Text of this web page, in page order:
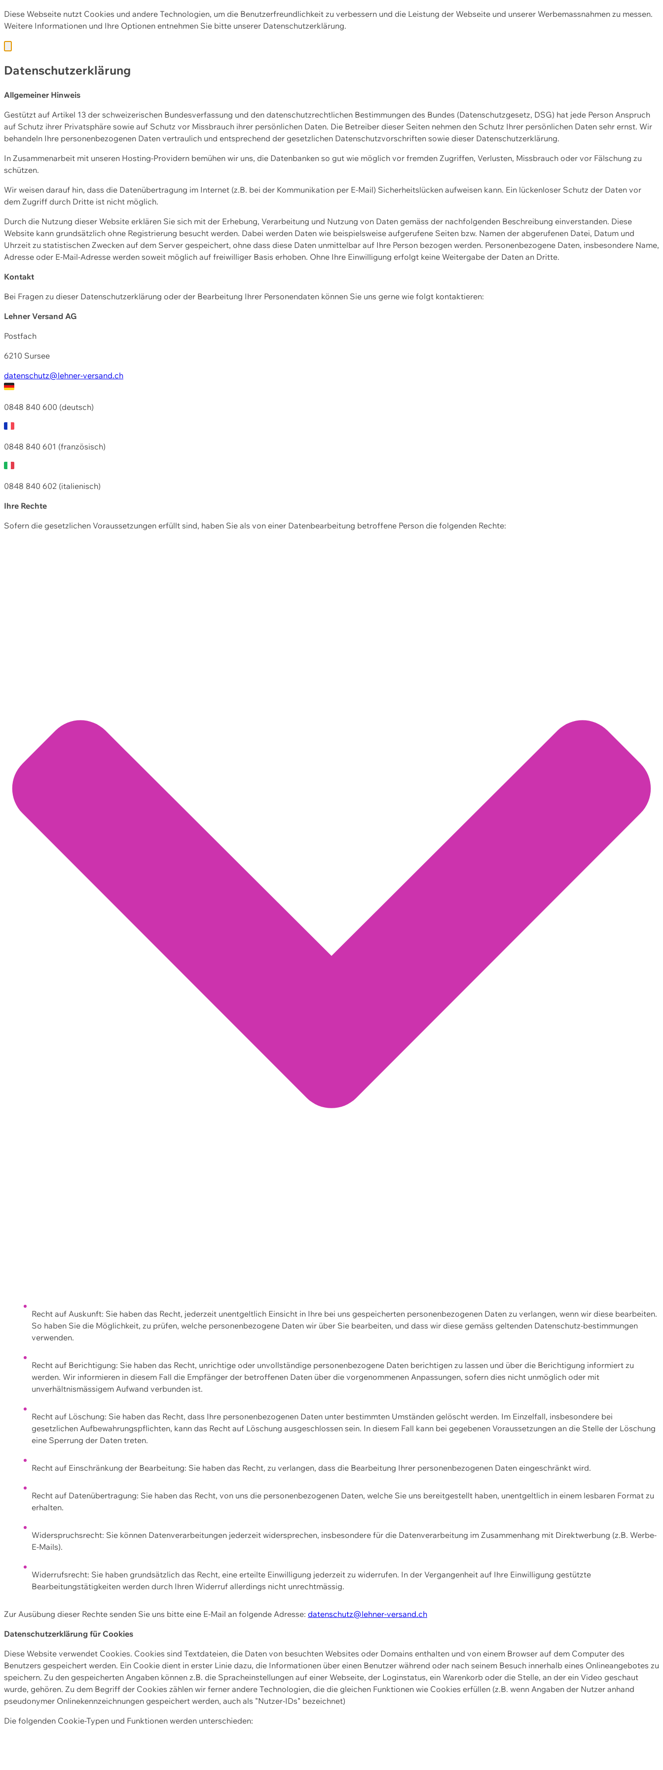
Diese Webseite nutzt Cookies und andere Technologien, um die Benutzerfreundlichkeit zu verbessern und die Leistung der Webseite und unserer Werbemassnahmen zu messen.
Weitere Informationen und Ihre Optionen entnehmen Sie bitte unserer Datenschutzerklärung.
Datenschutzerklärung
Allgemeiner Hinweis
Gestützt auf Artikel 13 der schweizerischen Bundesverfassung und den datenschutzrechtlichen Bestimmungen des Bundes (Datenschutzgesetz, DSG) hat jede Person Anspruch
auf Schutz ihrer Privatsphäre sowie auf Schutz vor Missbrauch ihrer persönlichen Daten. Die Betreiber dieser Seiten nehmen den Schutz Ihrer persönlichen Daten sehr ernst. Wir
behandeln Ihre personenbezogenen Daten vertraulich und entsprechend der gesetzlichen Datenschutzvorschriften sowie dieser Datenschutzerklärung.
In Zusammenarbeit mit unseren Hosting-Providern bemühen wir uns, die Datenbanken so gut wie möglich vor fremden Zugriffen, Verlusten, Missbrauch oder vor Fälschung zu
schützen.
Wir weisen darauf hin, dass die Datenübertragung im Internet (z.B. bei der Kommunikation per E-Mail) Sicherheitslücken aufweisen kann. Ein lückenloser Schutz der Daten vor
dem Zugriff durch Dritte ist nicht möglich.
Durch die Nutzung dieser Website erklären Sie sich mit der Erhebung, Verarbeitung und Nutzung von Daten gemäss der nachfolgenden Beschreibung einverstanden. Diese
Website kann grundsätzlich ohne Registrierung besucht werden. Dabei werden Daten wie beispielsweise aufgerufene Seiten bzw. Namen der abgerufenen Datei, Datum und
Uhrzeit zu statistischen Zwecken auf dem Server gespeichert, ohne dass diese Daten unmittelbar auf Ihre Person bezogen werden. Personenbezogene Daten, insbesondere Name,
Adresse oder E-Mail-Adresse werden soweit möglich auf freiwilliger Basis erhoben. Ohne Ihre Einwilligung erfolgt keine Weitergabe der Daten an Dritte.
Kontakt
Bei Fragen zu dieser Datenschutzerklärung oder der Bearbeitung Ihrer Personendaten können Sie uns gerne wie folgt kontaktieren:
Lehner Versand AG
Postfach
6210 Sursee
datenschutz@lehner-versand.ch
0848 840 600 (deutsch)
0848 840 601 (französisch)
0848 840 602 (italienisch)
Ihre Rechte
Sofern die gesetzlichen Voraussetzungen erfüllt sind, haben Sie als von einer Datenbearbeitung betroffene Person die folgenden Rechte:
Recht auf Auskunft: Sie haben das Recht, jederzeit unentgeltlich Einsicht in Ihre bei uns gespeicherten personenbezogenen Daten zu verlangen, wenn wir diese bearbeiten.
So haben Sie die Möglichkeit, zu prüfen, welche personenbezogene Daten wir über Sie bearbeiten, und dass wir diese gemäss geltenden Datenschutz-bestimmungen
verwenden.
Recht auf Berichtigung: Sie haben das Recht, unrichtige oder unvollständige personenbezogene Daten berichtigen zu lassen und über die Berichtigung informiert zu
werden. Wir informieren in diesem Fall die Empfänger der betroffenen Daten über die vorgenommenen Anpassungen, sofern dies nicht unmöglich oder mit
unverhältnismässigem Aufwand verbunden ist.
Recht auf Löschung: Sie haben das Recht, dass Ihre personenbezogenen Daten unter bestimmten Umständen gelöscht werden. Im Einzelfall, insbesondere bei
gesetzlichen Aufbewahrungspflichten, kann das Recht auf Löschung ausgeschlossen sein. In diesem Fall kann bei gegebenen Voraussetzungen an die Stelle der Löschung
eine Sperrung der Daten treten.
Recht auf Einschränkung der Bearbeitung: Sie haben das Recht, zu verlangen, dass die Bearbeitung Ihrer personenbezogenen Daten eingeschränkt wird.
Recht auf Datenübertragung: Sie haben das Recht, von uns die personenbezogenen Daten, welche Sie uns bereitgestellt haben, unentgeltlich in einem lesbaren Format zu
erhalten.
Widerspruchsrecht: Sie können Datenverarbeitungen jederzeit widersprechen, insbesondere für die Datenverarbeitung im Zusammenhang mit Direktwerbung (z.B. Werbe-
E-Mails).
Widerrufsrecht: Sie haben grundsätzlich das Recht, eine erteilte Einwilligung jederzeit zu widerrufen. In der Vergangenheit auf Ihre Einwilligung gestützte
Bearbeitungstätigkeiten werden durch Ihren Widerruf allerdings nicht unrechtmässig.
Zur Ausübung dieser Rechte senden Sie uns bitte eine E-Mail an folgende Adresse: datenschutz@lehner-versand.ch
Datenschutzerklärung für Cookies
Diese Website verwendet Cookies. Cookies sind Textdateien, die Daten von besuchten Websites oder Domains enthalten und von einem Browser auf dem Computer des
Benutzers gespeichert werden. Ein Cookie dient in erster Linie dazu, die Informationen über einen Benutzer während oder nach seinem Besuch innerhalb eines Onlineangebotes zu
speichern. Zu den gespeicherten Angaben können z.B. die Spracheinstellungen auf einer Webseite, der Loginstatus, ein Warenkorb oder die Stelle, an der ein Video geschaut
wurde, gehören. Zu dem Begriff der Cookies zählen wir ferner andere Technologien, die die gleichen Funktionen wie Cookies erfüllen (z.B. wenn Angaben der Nutzer anhand
pseudonymer Onlinekennzeichnungen gespeichert werden, auch als "Nutzer-IDs" bezeichnet)
Die folgenden Cookie-Typen und Funktionen werden unterschieden: